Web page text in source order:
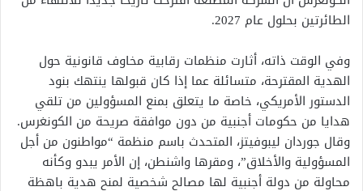
الطائرتين بحلول عام 2027.
وفي الوقت ذاته، أثارت منظمات رقابية مخاوف قانونية حول
الهدية المقترحة، متسائلة عما إذا كان قبولها ينتهك بنود
الدستور الأمريكي، خاصة ما يتعلق بمنع المسؤولين من تلقي
هدايا من حكومات أجنبية من دون موافقة صريحة من الكونغرس.
وقال جوردان ليبوفيتز، المتحدث باسم منظمة “مواطنون من أجل
المسؤولية والأخلاق”، ومقرها واشنطن، إن الأمر يبدو وكأنه
محاولة من دولة أجنبية لها مصالح شخصية لمنح هدية باهظة